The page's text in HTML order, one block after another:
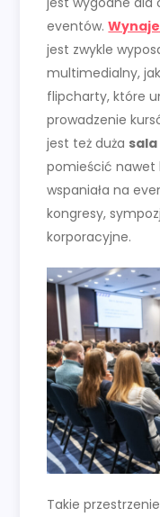
eventów.
jest zwykle
multimedialny,
flipcharty, które
prowadzenie
jest też duża
pomieścić nawet
wspaniała na
kongresy,
korporacyjne.
Takie